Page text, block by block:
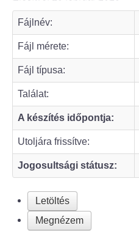
Bölcske település
Bölcske történelme
Mi újság Bölcskén?
Értéktár bizottság
Turizmus
Látnivalók
Szállások
Egyházak, civilek
Fájlnév:
Fájl mérete:
Fájl típusa:
Találat:
A készítés időpontja:
Utoljára frissítve:
Jogosultsági státusz:
Letöltés
Megnézem